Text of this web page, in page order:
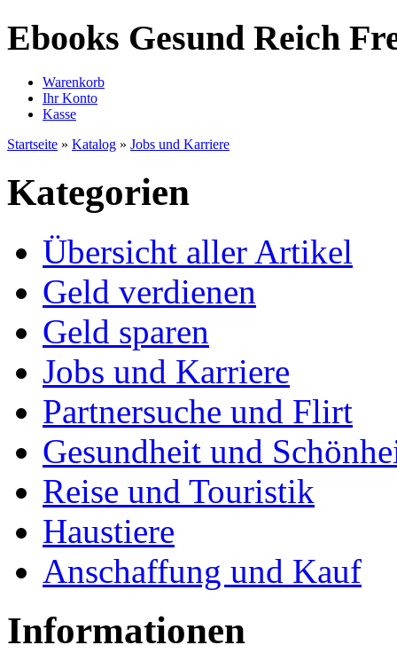
Ebooks Gesund Reich
Warenkorb
Ihr Konto
Kasse
Startseite » Katalog » Jobs und Karriere
Kategorien
Übersicht aller Artikel
Geld verdienen
Geld sparen
Jobs und Karriere
Partnersuche und Flirt
Gesundheit und
Reise und Touristik
Haustiere
Anschaffung und Kauf
Informationen